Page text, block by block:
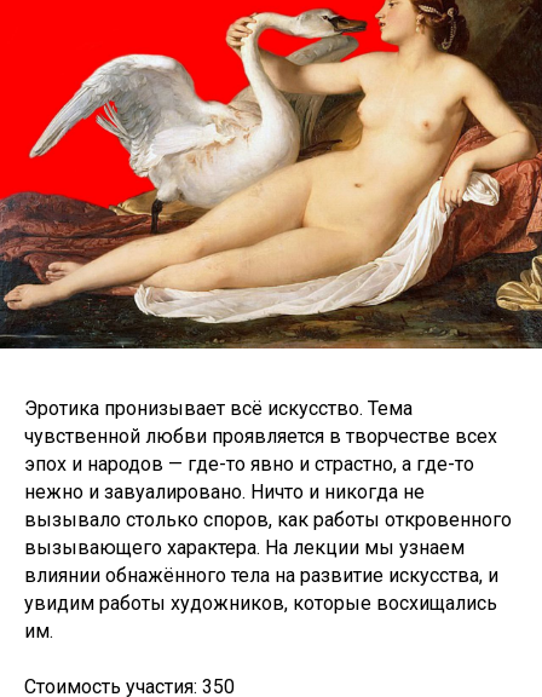
Эротика пронизывает всё искусство. Тема
чувственной любви проявляется в творчестве всех
эпох и народов — где-то явно и страстно, а где-то
нежно и завуалировано. Ничто и никогда не
вызывало столько споров, как работы откровенного
вызывающего характера. На лекции мы узнаем
влиянии обнажённого тела на развитие искусства, и
увидим работы художников, которые восхищались
им.
Стоимость участия: 350